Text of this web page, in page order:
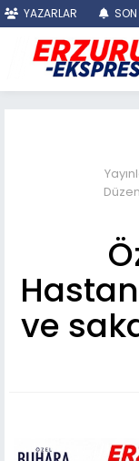
YAZARLAR
ve